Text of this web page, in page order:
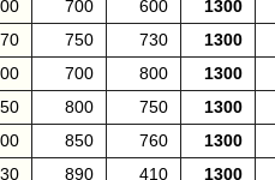
700 600 1300
750 730 1300
700 800 1300
800 750 1300
850 760 1300
890 410 1300